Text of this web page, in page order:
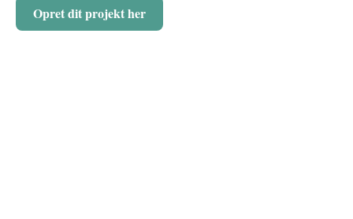
Opret dit projekt her